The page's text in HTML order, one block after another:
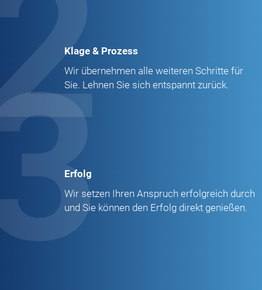
Klage & Prozess
Wir übernehmen alle weiteren Schritte für
Sie. Lehnen Sie sich entspannt zurück.
Erfolg
Wir setzen Ihren Anspruch erfolgreich durch
und Sie können den Erfolg direkt genießen.